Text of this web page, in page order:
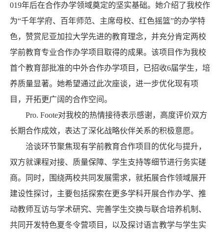
019年后在合作办学领域奠定的坚实基础。她介绍了我校作
为“千年学府、百年师范、主席母校、红色摇篮”的办学特
色，赞赏尼亚加拉大学先进的教育理念，并充分肯定两校
学前教育专业合作办学项目取得的成果。该项目作为我校
首个教育部批准的中外合作办学项目，已招收6届学生，培
养质量显著。她希望通过此次座谈，进一步优化现有项
目，开拓更广阔的合作空间。
Pro. Foote对我校的热情接待表示感谢，高度评价双方
长期合作成效，表达了深化战略伙伴关系的积极意愿。
洽谈环节聚焦现有学前教育合作项目的优化与提升，
双方就课程对接、质量保障、学生支持等细节进行务实磋
商。同时，围绕两校共同发展需求，就拓展合作领域展开
建设性探讨，主要包括探索在更多学科开展合作办学、推
动教师互访与学术研究、完善学生交换与联合培养机制、
共同开发特色夏冬令营项目，以及探讨语言教学与学生实